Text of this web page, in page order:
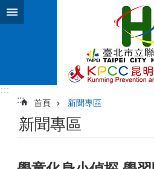
跳到主要內容區塊
:::
:::
首頁 新聞專區
新聞專區